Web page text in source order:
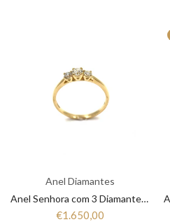
Anel Diamantes
Anel Senhora com 3 Diamantes em Ouro 19,25K ANB12215060
€1.650,00